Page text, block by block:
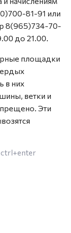
81-91 или
8(965)734-70-
до 21.00.
площадки
в них
ветки и
Эти
ctrl+enter